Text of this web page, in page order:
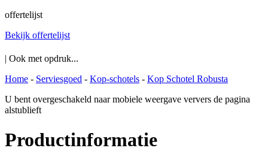
offertelijst
Bekijk offertelijst
| Ook met opdruk...
Home - Serviesgoed - Kop-schotels - Kop Schotel Robusta
U bent overgeschakeld naar mobiele weergave ververs de pagina
alstublieft
Productinformatie